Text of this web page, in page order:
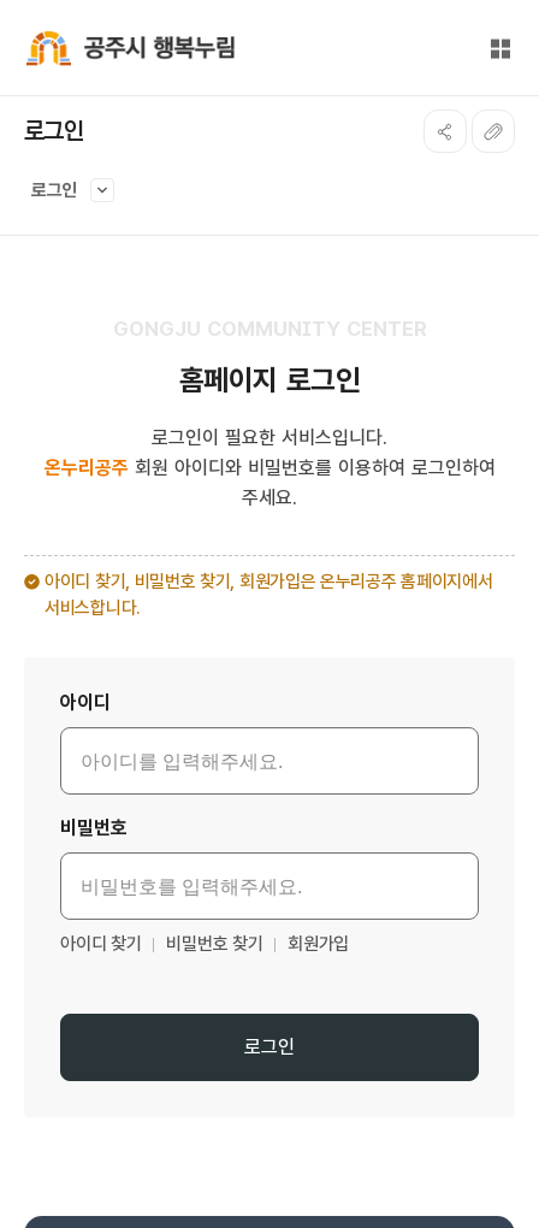
전체
로그인
로그인
GONGJU COMMUNITY CENTER
홈페이지 로그인
로그인이 필요한 서비스입니다.
온누리공주 회원 아이디와 비밀번호를 이용하여 로그인하여
주세요.
아이디 찾기, 비밀번호 찾기, 회원가입은 온누리공주 홈페이지에서
서비스합니다.
아이디
비밀번호
아이디 찾기 비밀번호 찾기 회원가입
로그인